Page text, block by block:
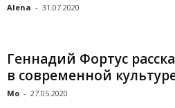
Alena - 31.07.2020
Геннадий Фортус
в современной
Mo - 27.05.2020